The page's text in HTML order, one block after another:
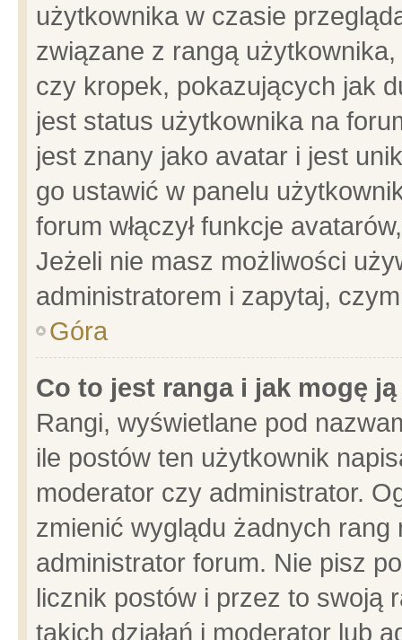
użytkownika w czasie
związane z rangą
czy kropek, pokazujących jak
jest status użytkownika na
jest znany jako avatar i jest
go ustawić w panelu
forum włączył funkcje
Jeżeli nie masz możliwości
administratorem i zapytaj,
Góra
Co to jest ranga i jak mogę
Rangi, wyświetlane pod
ile postów ten użytkownik
moderator czy administrator.
zmienić wyglądu żadnych
administrator forum. Nie pisz
licznik postów i przez to swoją
takich działań i moderator lub